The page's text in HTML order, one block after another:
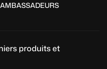
AMBASSADEURS
produits et